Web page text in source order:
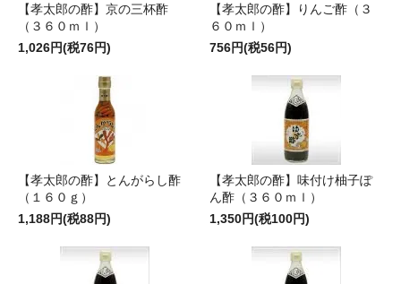
【孝太郎の酢】京の三杯酢
（３６０ｍｌ）
1,026円(税76円)
【孝太郎の酢】りんご酢（３
６０ｍｌ）
756円(税56円)
【孝太郎の酢】とんがらし酢
（１６０ｇ）
1,188円(税88円)
【孝太郎の酢】味付け柚子ぽ
ん酢（３６０ｍｌ）
1,350円(税100円)